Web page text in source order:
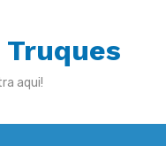
Truques
aqui!